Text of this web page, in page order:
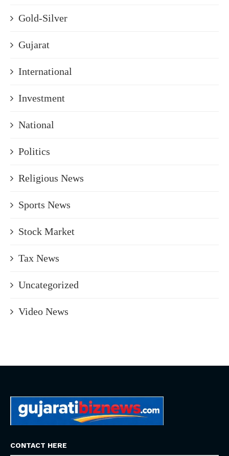
Gold-Silver
Gujarat
International
Investment
National
Politics
Religious News
Sports News
Stock Market
Tax News
Uncategorized
Video News
CONTACT HERE